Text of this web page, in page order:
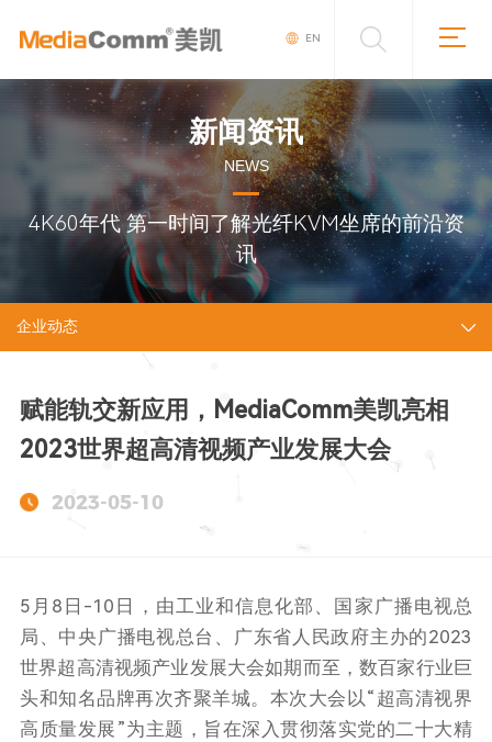
EN
新闻资讯
NEWS
4K60年代 第一时间了解光纤KVM坐席的前沿资
讯
企业动态
赋能轨交新应用，MediaComm美凯亮相
2023世界超高清视频产业发展大会
2023-05-10
5月8日-10日，由工业和信息化部、国家广播电视总
局、中央广播电视总台、广东省人民政府主办的2023
世界超高清视频产业发展大会如期而至，数百家行业巨
头和知名品牌再次齐聚羊城。本次大会以“超高清视界
高质量发展”为主题，旨在深入贯彻落实党的二十大精